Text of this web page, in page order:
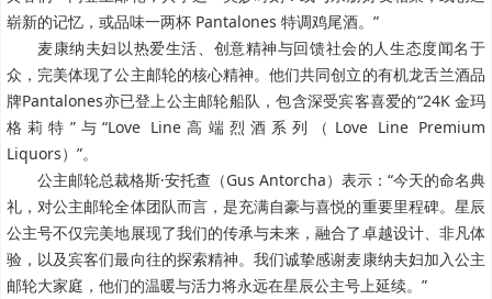
崭新的记忆，或品味一两杯 Pantalones 特调鸡尾酒。”
麦康纳夫妇以热爱生活、创意精神与回馈社会的人生态度闻名于
众，完美体现了公主邮轮的核心精神。他们共同创立的有机龙舌兰酒品
牌Pantalones亦已登上公主邮轮船队，包含深受宾客喜爱的“24K 金玛
格莉特”与“Love Line高端烈酒系列（Love Line Premium
Liquors）”。
公主邮轮总裁格斯·安托查（Gus Antorcha）表示：“今天的命名典
礼，对公主邮轮全体团队而言，是充满自豪与喜悦的重要里程碑。星辰
公主号不仅完美地展现了我们的传承与未来，融合了卓越设计、非凡体
验，以及宾客们最向往的探索精神。我们诚挚感谢麦康纳夫妇加入公主
邮轮大家庭，他们的温暖与活力将永远在星辰公主号上延续。”